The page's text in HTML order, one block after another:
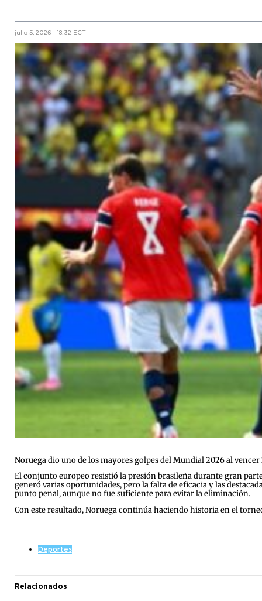
julio 5, 2026 | 18:32 ECT
Noruega dio uno de los mayores golpes del Mundial 2026 al
El conjunto europeo resistió la presión brasileña durante gran
generó varias oportunidades, pero la falta de eficacia y las
punto penal, aunque no fue suficiente para evitar la eliminación.
Con este resultado, Noruega continúa haciendo historia en el
Deportes
Relacionados